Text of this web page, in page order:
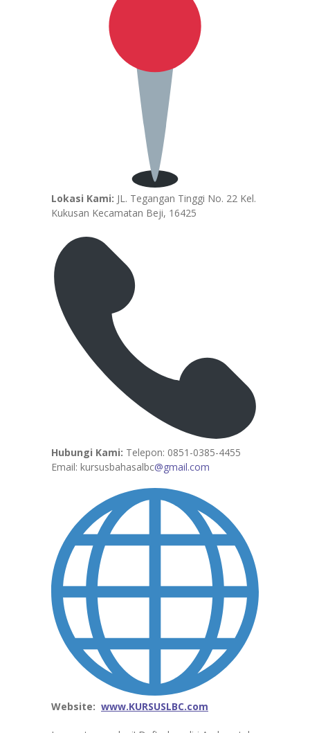
Lokasi Kami: JL. Tegangan Tinggi No. 22 Kel.
Kukusan Kecamatan Beji, 16425
Hubungi Kami: Telepon: 0851-0385-4455
Email: kursusbahasalbc@gmail.com
Website: www.KURSUSLBC.com